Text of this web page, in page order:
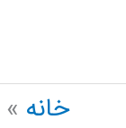
خانه